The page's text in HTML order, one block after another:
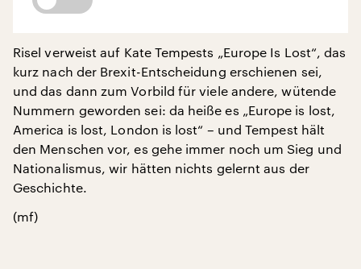
Risel verweist auf Kate Tempests „Europe Is Lost“, das
kurz nach der Brexit-Entscheidung erschienen sei,
und das dann zum Vorbild für viele andere, wütende
Nummern geworden sei: da heiße es „Europe is lost,
America is lost, London is lost“ – und Tempest hält
den Menschen vor, es gehe immer noch um Sieg und
Nationalismus, wir hätten nichts gelernt aus der
Geschichte.
(mf)